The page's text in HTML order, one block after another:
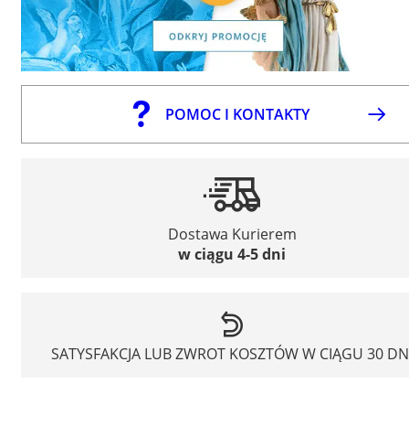
POMOC I KONTAKTY
Dostawa Kurierem
w ciągu 4-5 dni
SATYSFAKCJA LUB ZWROT KOSZTÓW W CIĄGU 30